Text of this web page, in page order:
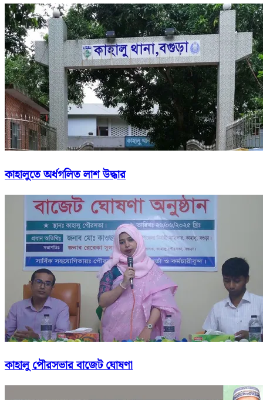
কাহালুতে অর্ধগলিত লাশ উদ্ধার
কাহালু পৌরসভার বাজেট ঘোষণা